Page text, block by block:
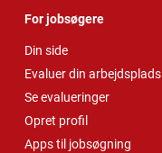
For jobsøgere
Din side
Evaluer din arbejdsplads
Se evalueringer
Opret profil
Apps til jobsøgning